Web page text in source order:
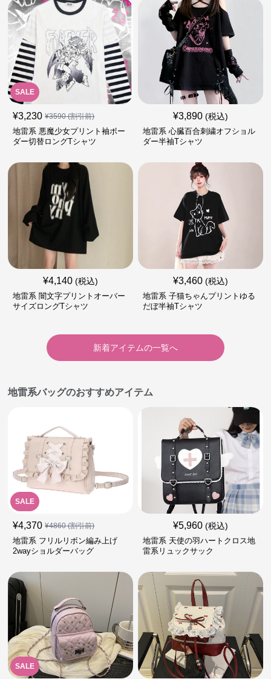
SALE
¥3,230 ¥3590(割引前)
地雷系 悪魔少女プリント袖ボー
ダー切替ロングTシャツ
¥3,890 (税込)
地雷系 心臓百合刺繍オフショル
ダー半袖Tシャツ
¥4,140 (税込)
地雷系 闇文字プリントオーバー
サイズロングTシャツ
¥3,460 (税込)
地雷系 子猫ちゃんプリントゆる
だぼ半袖Tシャツ
新着アイテムの一覧へ
地雷系バッグのおすすめアイテム
SALE
¥4,370 ¥4860(割引前)
地雷系 フリルリボン編み上げ
2wayショルダーバッグ
¥5,960 (税込)
地雷系 天使の羽ハートクロス地
雷系リュックサック
SALE